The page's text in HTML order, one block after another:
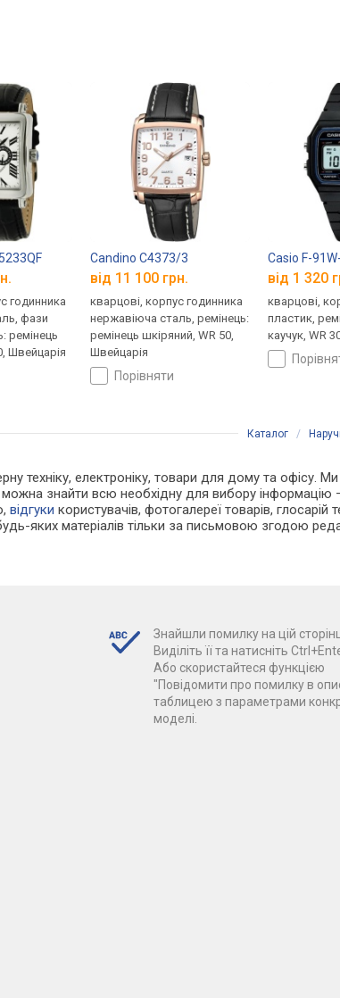
годинника
фази
ремінець
Швейцарія
Candino C4373/3
від 11 100 грн.
кварцові, корпус годинника
нержавіюча сталь, ремінець:
ремінець шкіряний, WR 50,
Швейцарія
порівняти
Casio F-
від 1 320
кварцові,
пластик,
каучук, WR
Каталог /
техніку, електроніку, товари для дому та офісу.
можна знайти всю необхідну для вибору
відгуки користувачів, фотогалереї товарів, глосарій
яких матеріалів тільки за письмовою згодою
Знайшли помилку на цій
Виділіть її та натисніть
Або скористайтеся функцією
"Повідомити про помилку в
таблицею з параметрами
моделі.